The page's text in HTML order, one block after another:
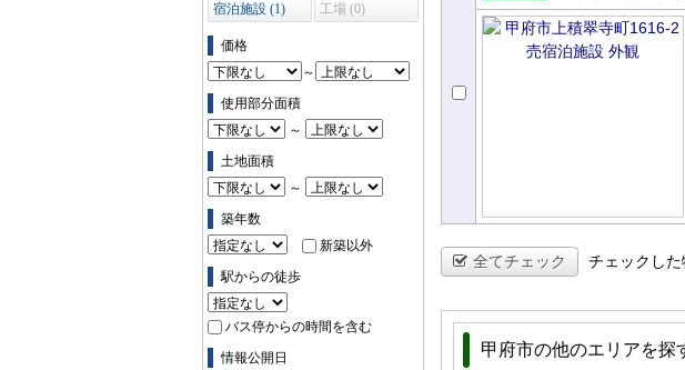
宿泊施設 (1)
工場 (0)
価格
～
使用部分面積
～
土地面積
～
築年数
新築以外
駅からの徒歩
バス停からの時間を含む
情報公開日
売宿泊施
設
全てチェック チェックし
甲府市の他のエリアを探